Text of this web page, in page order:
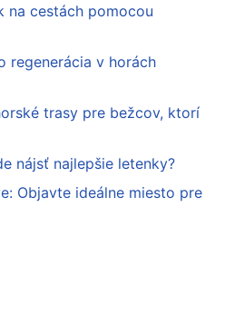
cestách pomocou
regenerácia v horách
trasy pre bežcov, ktorí
nájsť najlepšie letenky?
Objavte ideálne miesto pre